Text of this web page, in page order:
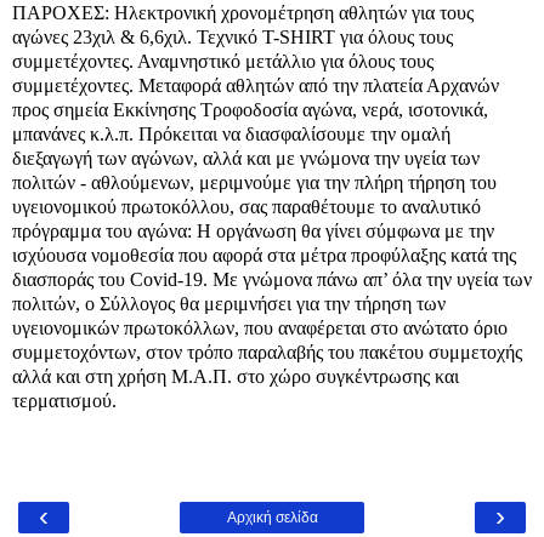
ΠΑΡΟΧΕΣ: Ηλεκτρονική χρονομέτρηση αθλητών για τους
αγώνες 23χιλ & 6,6χιλ. Τεχνικό T-SHIRT για όλους τους
συμμετέχοντες. Αναμνηστικό μετάλλιο για όλους τους
συμμετέχοντες. Μεταφορά αθλητών από την πλατεία Αρχανών
προς σημεία Εκκίνησης Τροφοδοσία αγώνα, νερά, ισοτονικά,
μπανάνες κ.λ.π. Πρόκειται να διασφαλίσουμε την ομαλή
διεξαγωγή των αγώνων, αλλά και με γνώμονα την υγεία των
πολιτών - αθλούμενων, μεριμνούμε για την πλήρη τήρηση του
υγειονομικού πρωτοκόλλου, σας παραθέτουμε το αναλυτικό
πρόγραμμα του αγώνα: Η οργάνωση θα γίνει σύμφωνα με την
ισχύουσα νομοθεσία που αφορά στα μέτρα προφύλαξης κατά της
διασποράς του Covid-19. Με γνώμονα πάνω απ’ όλα την υγεία των
πολιτών, ο Σύλλογος θα μεριμνήσει για την τήρηση των
υγειονομικών πρωτοκόλλων, που αναφέρεται στο ανώτατο όριο
συμμετοχόντων, στον τρόπο παραλαβής του πακέτου συμμετοχής
αλλά και στη χρήση Μ.Α.Π. στο χώρο συγκέντρωσης και
τερματισμού.
‹ ›
Αρχική σελίδα